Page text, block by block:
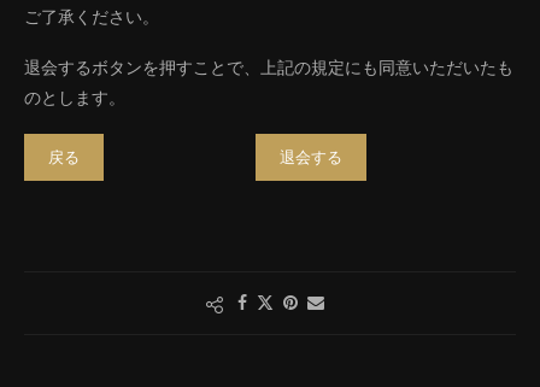
ご了承ください。
退会するボタンを押すことで、上記の規定にも同意いただいたも
のとします。
戻る 退会する